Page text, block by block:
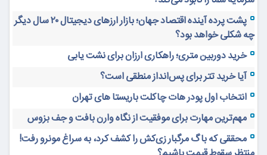
پشت پرده آینده اقتصاد جهان؛ بازار ارزهای دیجیتال ۲۰ سال دیگر
چه شکلی خواهد بود؟
خرید دوربین متری؛ راهکاری ارزان برای نشت یابی
آیا خرید تتر برای پس‌انداز منطقی است؟
انتخاب اول پودر هات چاکلت باریستا های تهران
مهم‌ترین مهارت برای موفقیت از نگاه وارن بافت و جف بزوس
محققی که باگ مرگبار زی‌کش را کشف کرد، به سراغ مونرو رفت!